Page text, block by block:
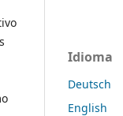
Idioma
Deutsch
English